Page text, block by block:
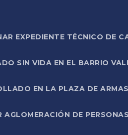
EXPEDIENTE TÉCNICO DE
SIN VIDA EN EL BARRIO
EN LA PLAZA DE
DE PERSONAS